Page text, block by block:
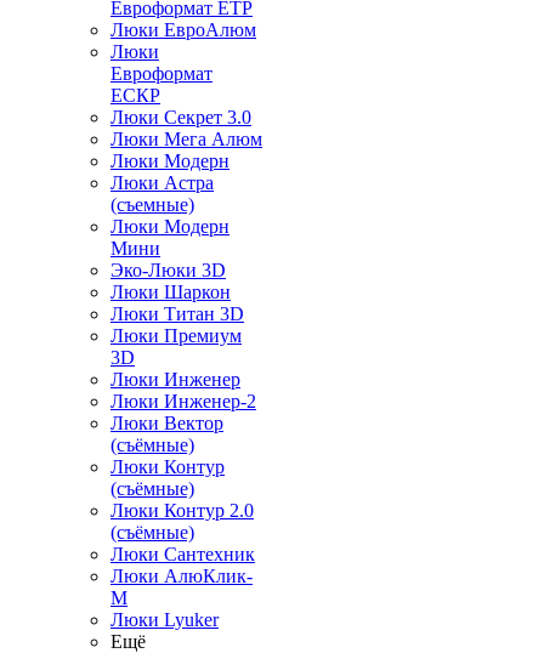
Евроформат ЕТР
Люки ЕвроАлюм
Люки
Евроформат
ЕСКР
Люки Секрет 3.0
Люки Мега Алюм
Люки Модерн
Люки Астра
(съемные)
Люки Модерн
Мини
Эко-Люки 3D
Люки Шаркон
Люки Титан 3D
Люки Премиум
3D
Люки Инженер
Люки Инженер-2
Люки Вектор
(съёмные)
Люки Контур
(съёмные)
Люки Контур 2.0
(съёмные)
Люки Сантехник
Люки АлюКлик-
М
Люки Lyuker
Ещё